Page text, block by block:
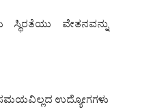
ವೇತನವನ್ನು
ಸಮಯವಿಲ್ಲದ ಉದ್ಯೋಗಗಳು